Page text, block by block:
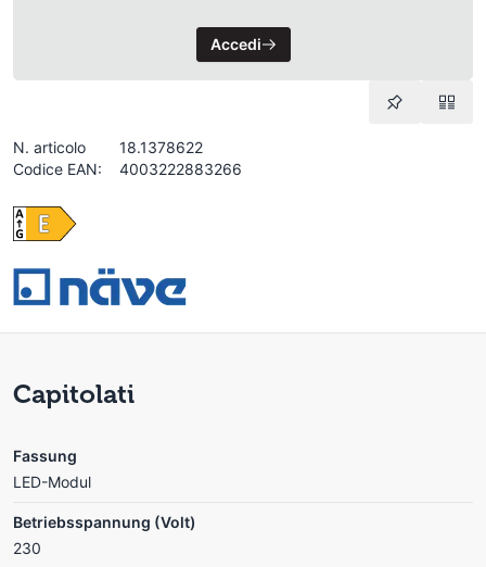
Accedi
N. articolo
18.1378622
Codice EAN:
4003222883266
Capitolati
Fassung
LED-Modul
Betriebsspannung (Volt)
230